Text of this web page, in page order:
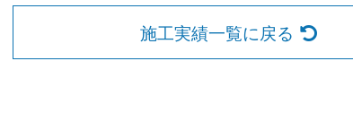
施工実績一覧に戻る